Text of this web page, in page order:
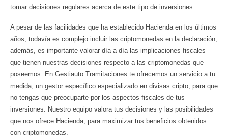
tomar decisiones regulares acerca de este tipo de inversiones.
A pesar de las facilidades que ha establecido Hacienda en los últimos
años, todavía es complejo incluir las criptomonedas en la declaración,
además, es importante valorar día a día las implicaciones fiscales
que tienen nuestras decisiones respecto a las criptomonedas que
poseemos. En Gestiauto Tramitaciones te ofrecemos un servicio a tu
medida, un gestor específico especializado en divisas cripto, para que
no tengas que preocuparte por los aspectos fiscales de tus
inversiones. Nuestro equipo valora tus decisiones y las posibilidades
que nos ofrece Hacienda, para maximizar tus beneficios obtenidos
con criptomonedas.